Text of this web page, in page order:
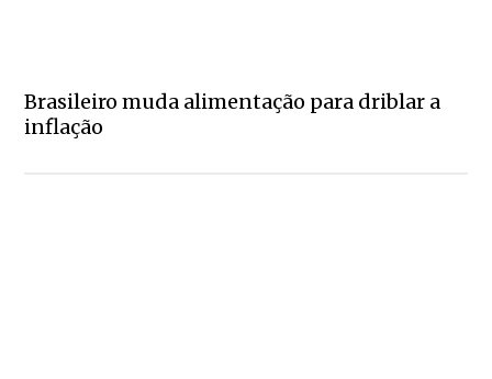
Brasileiro muda alimentação para driblar a
inflação